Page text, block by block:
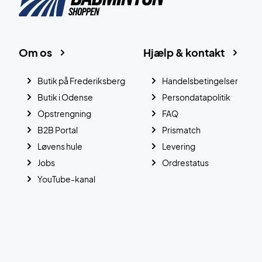
Hjælp & kontakt
Handelsbetingelser
Persondatapolitik
FAQ
Prismatch
Levering
Ordrestatus
Om os
Butik på Frederiksberg
Butik i Odense
Opstrengning
B2B Portal
Løvens hule
Jobs
YouTube-kanal